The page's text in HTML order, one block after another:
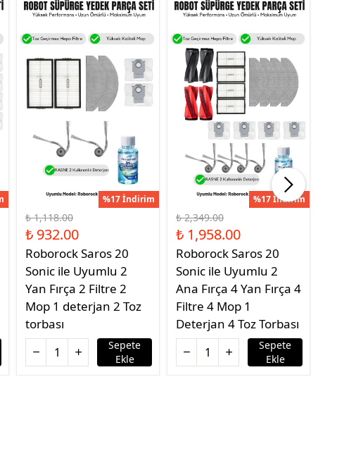
%17 İndirim
₺ 1,118.00
₺ 932.00
Roborock Saros 20
Sonic ile Uyumlu 2
Yan Fırça 2 Filtre 2
Mop 1 deterjan 2 Toz
torbası
Sepete
Ekle
%17 İndirim
₺ 2,349.00
₺ 1,958.00
Roborock Saros 20
Sonic ile Uyumlu 2
Ana Fırça 4 Yan Fırça 4
Filtre 4 Mop 1
Deterjan 4 Toz Torbası
Sepete
Ekle